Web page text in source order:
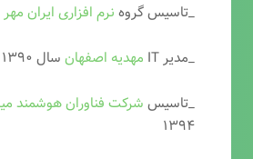
_تاسیس گروه نرم افزاری ایران مهر
_مدیر IT
مهدیه اصفهان سال ۱۳۹۰ – ۱۳۹۱
_تاسیس شرکت فناوران هوشمند
۱۳۹۴